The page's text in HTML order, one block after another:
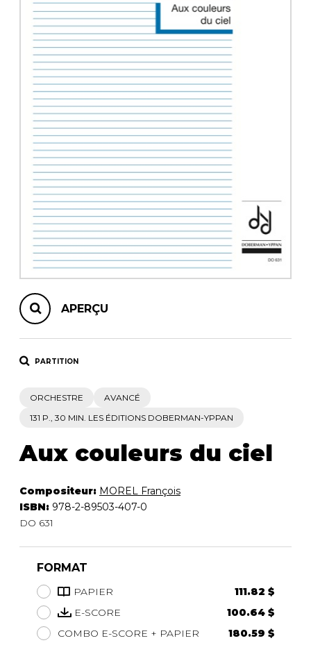
AUTRES PRODUITS
APERÇU
PARTITION
ORCHESTRE
AVANCÉ
131 P., 30 MIN. LES ÉDITIONS DOBERMAN-YPPAN
Aux couleurs du ciel
Compositeur: MOREL François
ISBN: 978-2-89503-407-0
DO 631
FORMAT
PAPIER
111.82 $
E-SCORE
100.64 $
COMBO E-SCORE + PAPIER
180.59 $